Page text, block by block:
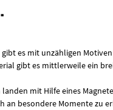
es mit unzähligen
gibt es mittlerweile ein
mit Hilfe eines
an besondere Momente zu